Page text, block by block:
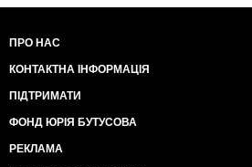
ПРО НАС
КОНТАКТНА ІНФОРМАЦІЯ
ПІДТРИМАТИ
ФОНД ЮРІЯ БУТУСОВА
РЕКЛАМА